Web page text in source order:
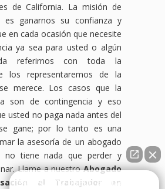
de California. La misión de
es ganarnos su confianza y
en cada ocasión que necesite
ya sea para usted o algún
referirnos con toda la
los representaremos de la
merece. Los casos que la
son de contingencia y eso
usted no paga nada antes del
gane; por lo tanto es una
la asesoría de un abogado
no tiene nada que perder y
Llame a nuestroAbogado
al Trabajador en
👋🏼¿Cómo puedo ayudarte?